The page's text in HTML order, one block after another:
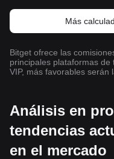
Más
Bitget ofrece las
principales plataformas
VIP, más favorables serán
Análisis en
tendencias
en el mercado